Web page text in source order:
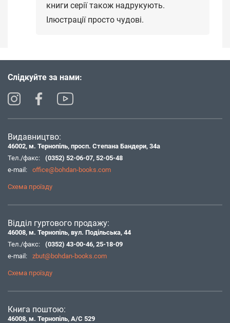
книги серії також надрукують.
Ілюстрації просто чудові.
Слідкуйте за нами:
Видавництво:
46002, м. Тернопіль, просп. Степана Бандери, 34а
Тел./факс:
(0352) 52-06-07, 52-05-48
e-mail:
office@bohdan-books.com
Схема проїзду
Відділ гуртового продажу:
46008, м. Тернопіль, вул. Подільська, 44
Тел./факс:
(0352) 43-00-46, 25-18-09
e-mail:
zbut@bohdan-books.com
Схема проїзду
Книга поштою:
46008, м. Тернопіль, А/С 529